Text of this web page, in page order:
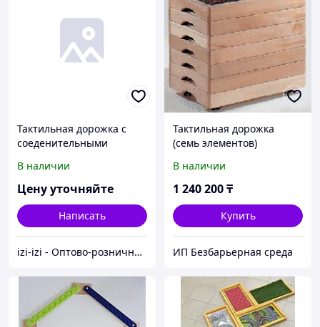
Тактильная дорожка с
соеденительными
В наличии
Цену уточняйте
Написать
izi-izi - Оптово-розничный Склад - товары на заказ до двери! Cамые уникальные и полезные товары.
Тактильная дорожка
(семь элементов)
В наличии
1 240 200₸
Купить
ИП Безбарьерная среда